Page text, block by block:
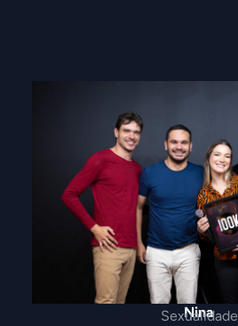
Nina
Sexualidade